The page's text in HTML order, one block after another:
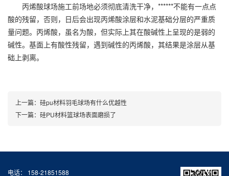
丙烯酸球场施工前场地必须彻底清洗干净，******不能有一点点
酸的残留，否则，日后会出现丙烯酸涂层和水泥基础分层的严重质
量问题。丙烯酸，虽名为酸，但实际上其在酸碱性上呈现的是弱的
碱性。基面上有酸性残留，遇到碱性的丙烯酸，其结果是涂层从基
础上剥离。
上一篇： 硅pu材料羽毛球场有什么优越性
下一篇： 硅PU材料篮球场表面磨损了
电话： 158-21851588